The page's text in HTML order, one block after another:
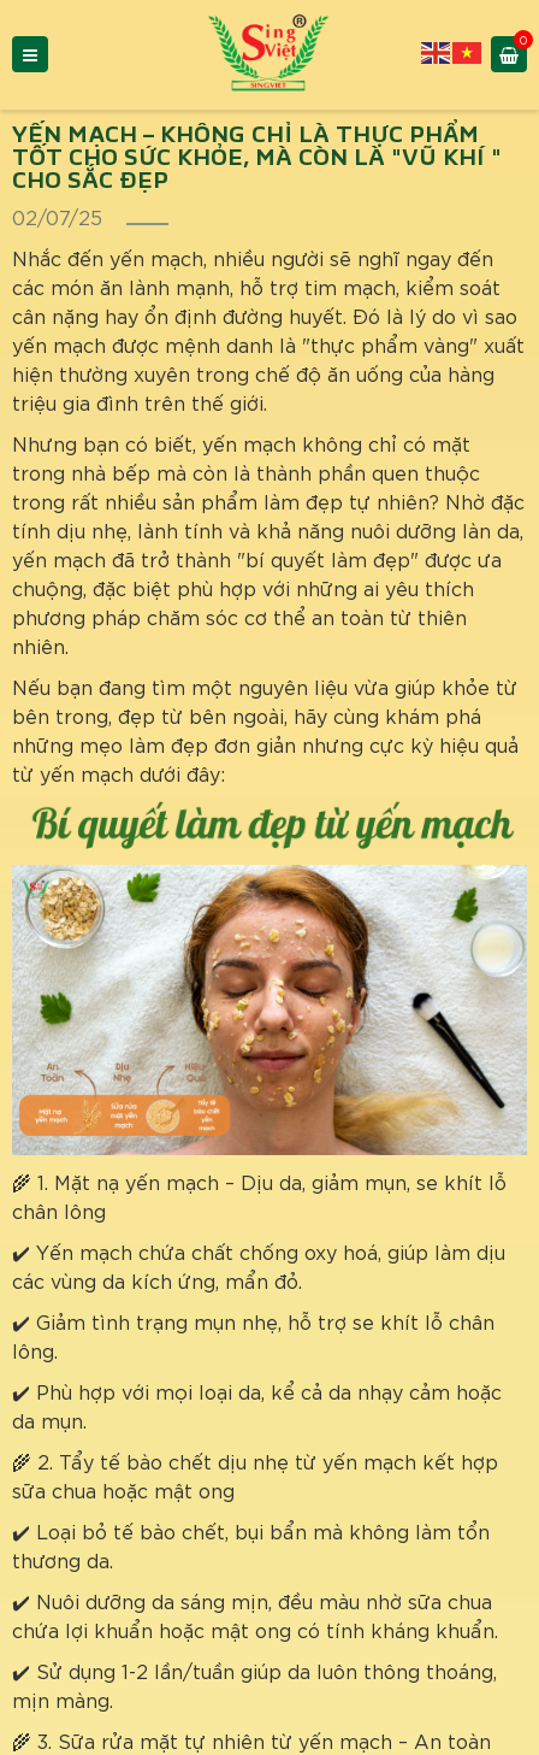
0
YẾN MẠCH – KHÔNG CHỈ LÀ THỰC PHẨM
TỐT CHO SỨC KHỎE, MÀ CÒN LÀ "VŨ KHÍ "
CHO SẮC ĐẸP
02/07/25
Nhắc đến yến mạch, nhiều người sẽ nghĩ ngay đến
các món ăn lành mạnh, hỗ trợ tim mạch, kiểm soát
cân nặng hay ổn định đường huyết. Đó là lý do vì sao
yến mạch được mệnh danh là "thực phẩm vàng" xuất
hiện thường xuyên trong chế độ ăn uống của hàng
triệu gia đình trên thế giới.
Nhưng bạn có biết, yến mạch không chỉ có mặt
trong nhà bếp mà còn là thành phần quen thuộc
trong rất nhiều sản phẩm làm đẹp tự nhiên? Nhờ đặc
tính dịu nhẹ, lành tính và khả năng nuôi dưỡng làn da,
yến mạch đã trở thành "bí quyết làm đẹp" được ưa
chuộng, đặc biệt phù hợp với những ai yêu thích
phương pháp chăm sóc cơ thể an toàn từ thiên
nhiên.
Nếu bạn đang tìm một nguyên liệu vừa giúp khỏe từ
bên trong, đẹp từ bên ngoài, hãy cùng khám phá
những mẹo làm đẹp đơn giản nhưng cực kỳ hiệu quả
từ yến mạch dưới đây:
🌾 1. Mặt nạ yến mạch – Dịu da, giảm mụn, se khít lỗ
chân lông
✔️ Yến mạch chứa chất chống oxy hoá, giúp làm dịu
các vùng da kích ứng, mẩn đỏ.
✔️ Giảm tình trạng mụn nhẹ, hỗ trợ se khít lỗ chân
lông.
✔️ Phù hợp với mọi loại da, kể cả da nhạy cảm hoặc
da mụn.
🌾 2. Tẩy tế bào chết dịu nhẹ từ yến mạch kết hợp
sữa chua hoặc mật ong
✔️ Loại bỏ tế bào chết, bụi bẩn mà không làm tổn
thương da.
✔️ Nuôi dưỡng da sáng mịn, đều màu nhờ sữa chua
chứa lợi khuẩn hoặc mật ong có tính kháng khuẩn.
✔️ Sử dụng 1-2 lần/tuần giúp da luôn thông thoáng,
mịn màng.
🌾 3. Sữa rửa mặt tự nhiên từ yến mạch – An toàn